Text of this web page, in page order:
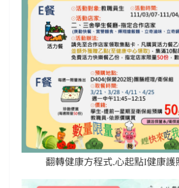
翻轉健康方程式.心起點Ι健康